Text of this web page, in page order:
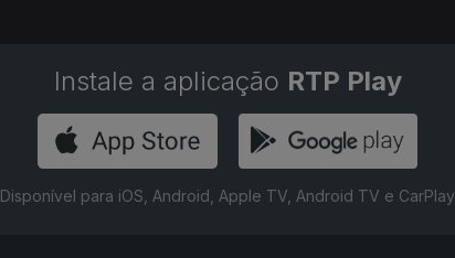
Instale a aplicação RTP Play
Disponível para iOS, Android, Apple TV, Android TV e CarPlay